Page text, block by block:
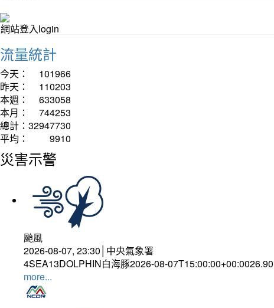
網站登入login
流量統計
今天：
101966
昨天：
110203
本週：
633058
本月：
744253
總計： 32947730
平均：
9910
災害示警
颱風
2026-08-07, 23:30│中央氣象署
4SEA13DOLPHIN白海豚2026-08-
more...